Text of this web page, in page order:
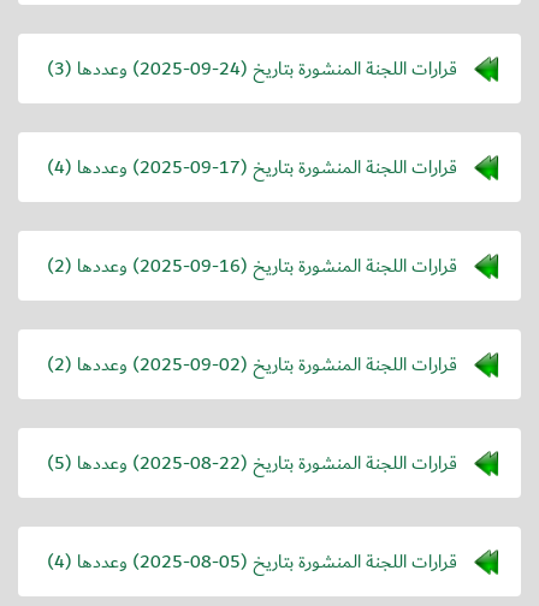
قرارات اللجنة المنشورة بتاريخ (2025-09-24) وعددها (3)
قرارات اللجنة المنشورة بتاريخ (2025-09-17) وعددها (4)
قرارات اللجنة المنشورة بتاريخ (2025-09-16) وعددها (2)
قرارات اللجنة المنشورة بتاريخ (2025-09-02) وعددها (2)
قرارات اللجنة المنشورة بتاريخ (2025-08-22) وعددها (5)
قرارات اللجنة المنشورة بتاريخ (2025-08-05) وعددها (4)